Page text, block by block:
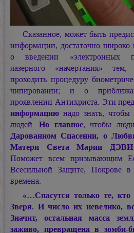
Сказанное, может быть
информации, достаточно широко
о введении «электронных
лазерного «начертания»
проходить процедуру
чипировании; и о
проявлении Антихриста. Эти
информацию надо знать, чтобы
людей.Но главное, чтобы
Дарованном Спасении, о
Матери СветаМарии
Поможет всем призывающим
Всесильной Защите, Покрове
времена.
«…Спасутся только те, кто
Зверя. И число их невелико,
Значит, остальная масса
заживо, превращена в зомби-